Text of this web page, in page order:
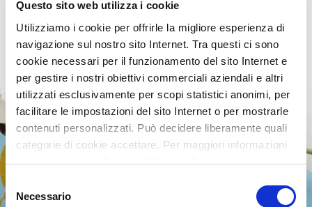
Questo sito web utilizza i cookie
Utilizziamo i cookie per offrirle la migliore esperienza di
navigazione sul nostro sito Internet. Tra questi ci sono
cookie necessari per il funzionamento del sito Internet e
per gestire i nostri obiettivi commerciali aziendali e altri
utilizzati esclusivamente per scopi statistici anonimi, per
facilitare le impostazioni del sito Internet o per mostrarle
contenuti personalizzati. Può decidere liberamente quali
categorie di cookie accettare. Per maggiori informazioni
consulti la nostra Privacy & Cookie Policy
delNecessario